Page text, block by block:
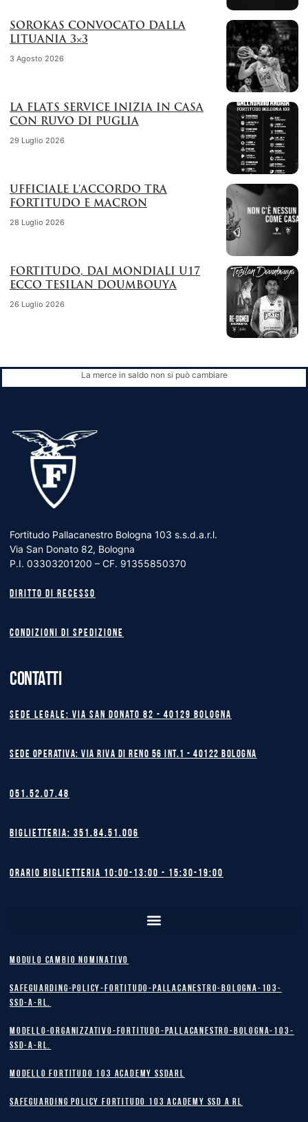
SOROKAS CONVOCATO DALLA
LITUANIA 3×3
3 Agosto 2026
LA FLATS SERVICE INIZIA IN CASA
CON RUVO DI PUGLIA
29 Luglio 2026
UFFICIALE L’ACCORDO TRA
FORTITUDO E MACRON
28 Luglio 2026
FORTITUDO, DAI MONDIALI U17
ECCO TESILAN DOUMBOUYA
26 Luglio 2026
La merce in saldo non si può cambiare
Fortitudo Pallacanestro Bologna 103 s.s.d.a.r.l.
Via San Donato 82, Bologna
P.I. 03303201200 – CF. 91355850370
Diritto di recesso
Condizioni di spedizione
CONTATTI
Sede legale: Via San Donato 82 - 40129 BOLOGNA
Sede operativa: Via Riva di Reno 56 int.1 - 40122 BOLOGNA
051.52.07.48
Biglietteria: 351.84.51.006
Orario biglietteria 10:00-13:00 - 15:30-19:00
MODULO CAMBIO NOMINATIVO
safeguarding-policy-Fortitudo-Pallacanestro-Bologna-103-
SSD-A-RL.
Modello-Organizzativo-Fortitudo-Pallacanestro-Bologna-103-
SSD-A-RL.
MODELLO FORTITUDO 103 ACADEMY SSDARL
safeguarding policy Fortitudo 103 Academy SSD A RL